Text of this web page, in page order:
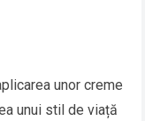
unor creme
unui stil de viață